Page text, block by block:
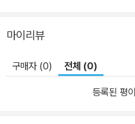
마이리뷰
구매자 (0) 전체 (0)
등록된 평